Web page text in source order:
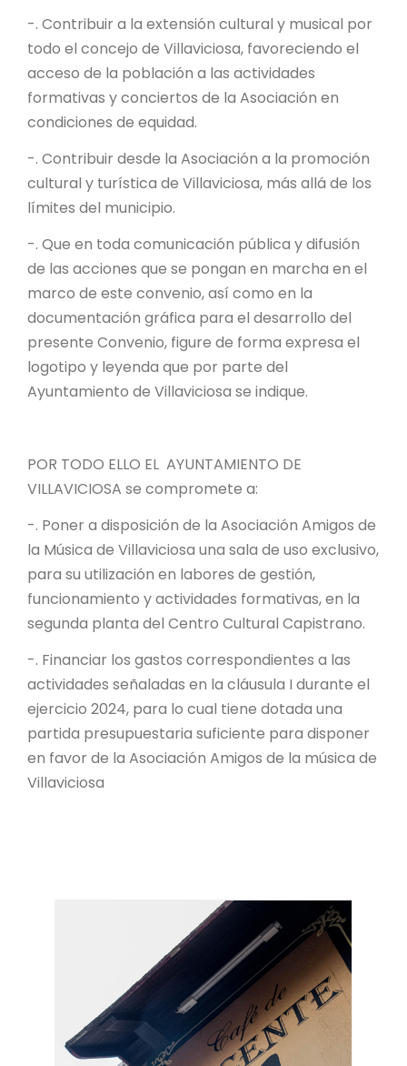
-. Contribuir a la extensión cultural y musical por
todo el concejo de Villaviciosa, favoreciendo el
acceso de la población a las actividades
formativas y conciertos de la Asociación en
condiciones de equidad.
-. Contribuir desde la Asociación a la promoción
cultural y turística de Villaviciosa, más allá de los
límites del municipio.
-. Que en toda comunicación pública y difusión
de las acciones que se pongan en marcha en el
marco de este convenio, así como en la
documentación gráfica para el desarrollo del
presente Convenio, figure de forma expresa el
logotipo y leyenda que por parte del
Ayuntamiento de Villaviciosa se indique.
POR TODO ELLO EL AYUNTAMIENTO DE
VILLAVICIOSA se compromete a:
-. Poner a disposición de la Asociación Amigos de
la Música de Villaviciosa una sala de uso exclusivo,
para su utilización en labores de gestión,
funcionamiento y actividades formativas, en la
segunda planta del Centro Cultural Capistrano.
-. Financiar los gastos correspondientes a las
actividades señaladas en la cláusula I durante el
ejercicio 2024, para lo cual tiene dotada una
partida presupuestaria suficiente para disponer
en favor de la Asociación Amigos de la música de
Villaviciosa